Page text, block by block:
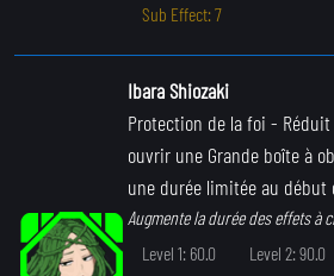
Sub Effect: 7
Ibara Shiozaki
Protection de la foi -
ouvrir une Grande boîte à
une durée limitée au début
Augmente la durée des effets à
Level 1: 60.0
Level 2: 90.0